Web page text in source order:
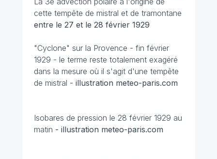
cette tempête de mistral et de tramontane
entre le 27 et le 28 février 1929
"Cyclone" sur la Provence - fin février
1929 - le terme reste totalement exagéré
dans la mesure où il s'agit d'une tempête
de mistral - illustration meteo-paris.com
Isobares de pression le 28 février 1929 au
matin - illustration meteo-paris.com